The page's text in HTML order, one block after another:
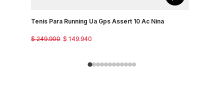
Tenis Para Running Ua Gps Assert 10 Ac Nina
$ 149.940
$ 249.900